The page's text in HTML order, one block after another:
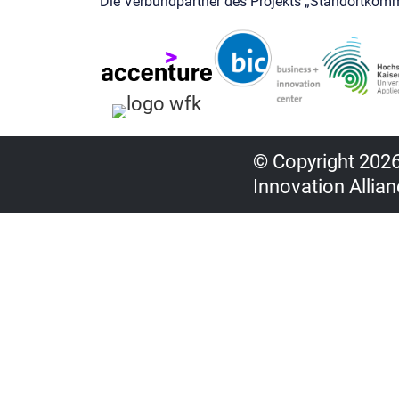
© Copyright
Innovation